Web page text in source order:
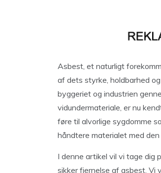
Asbest, et naturligt
af dets styrke, holdbarhed
byggeriet og industrien
vidundermateriale, er nu
føre til alvorlige sygdomme
håndtere materialet med
I denne artikel vil vi tage dig
sikker fjernelse af asbest. Vi